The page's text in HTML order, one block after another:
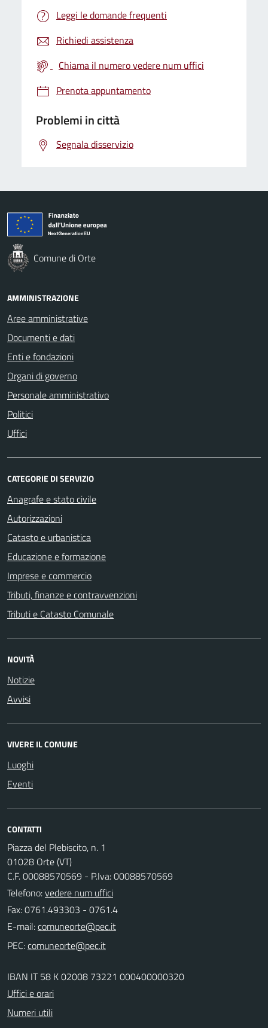
Leggi le domande frequenti
Richiedi assistenza
Chiama il numero vedere num uffici
Prenota appuntamento
Problemi in città
Segnala disservizio
Comune di Orte
AMMINISTRAZIONE
Aree amministrative
Documenti e dati
Enti e fondazioni
Organi di governo
Personale amministrativo
Politici
Uffici
CATEGORIE DI SERVIZIO
Anagrafe e stato civile
Autorizzazioni
Catasto e urbanistica
Educazione e formazione
Imprese e commercio
Tributi, finanze e contravvenzioni
Tributi e Catasto Comunale
NOVITÀ
Notizie
Avvisi
VIVERE IL COMUNE
Luoghi
Eventi
CONTATTI
Piazza del Plebiscito, n. 1
01028 Orte (VT)
C.F. 00088570569 - P.Iva: 00088570569
Telefono:vedere num uffici
Fax: 0761.493303 - 0761.4
E-mail:
PEC:
IBAN IT 58 K 02008 73221 000400000320
Uffici e orari
Numeri utili